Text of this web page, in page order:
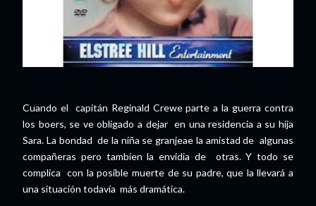
Cuando el capitán Reginald Crewe parte a la guerra contra
los boers, se ve obligado a dejar en una residencia a su hija
Sara. La bondad de la niña se granjeae la amistad de algunas
compañeras pero tambien la envidia de otras. Y todo se
complica con la posible muerte de su padre, que la llevará a
una situación todavía más dramática.